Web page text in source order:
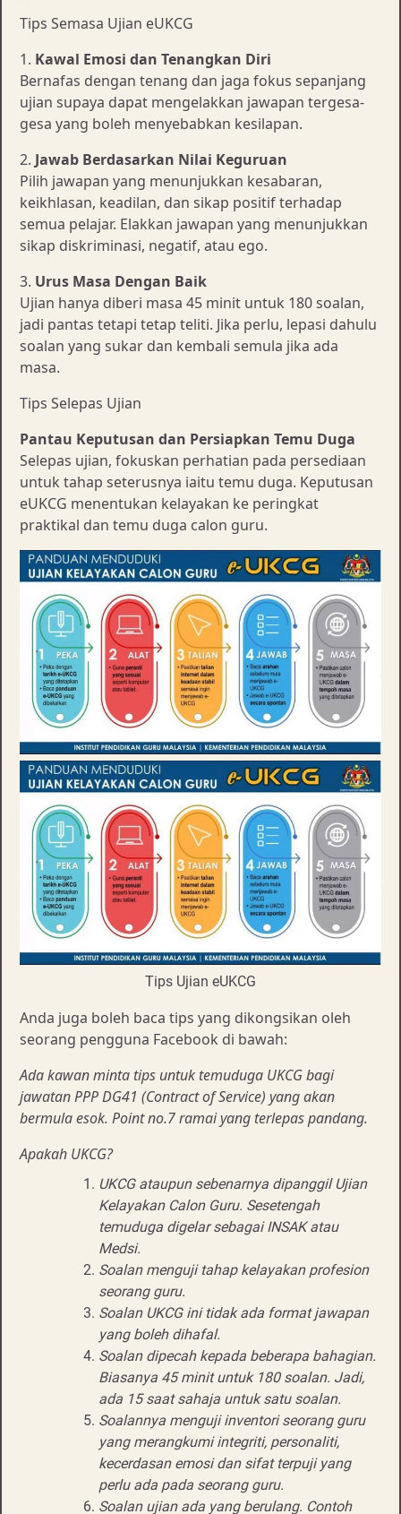
Tips Semasa Ujian eUKCG
1. Kawal Emosi dan Tenangkan Diri
Bernafas dengan tenang dan jaga fokus sepanjang
ujian supaya dapat mengelakkan jawapan tergesa-
gesa yang boleh menyebabkan kesilapan.
2. Jawab Berdasarkan Nilai Keguruan
Pilih jawapan yang menunjukkan kesabaran,
keikhlasan, keadilan, dan sikap positif terhadap
semua pelajar. Elakkan jawapan yang menunjukkan
sikap diskriminasi, negatif, atau ego.
3. Urus Masa Dengan Baik
Ujian hanya diberi masa 45 minit untuk 180 soalan,
jadi pantas tetapi tetap teliti. Jika perlu, lepasi dahulu
soalan yang sukar dan kembali semula jika ada
masa.
Tips Selepas Ujian
Pantau Keputusan dan Persiapkan Temu Duga
Selepas ujian, fokuskan perhatian pada persediaan
untuk tahap seterusnya iaitu temu duga. Keputusan
eUKCG menentukan kelayakan ke peringkat
praktikal dan temu duga calon guru.
Tips Ujian eUKCG
Anda juga boleh baca tips yang dikongsikan oleh
seorang pengguna Facebook di bawah:
Ada kawan minta tips untuk temuduga UKCG bagi
jawatan PPP DG41 (Contract of Service) yang akan
bermula esok. Point no.7 ramai yang terlepas pandang.
Apakah UKCG?
UKCG ataupun sebenarnya dipanggil Ujian
Kelayakan Calon Guru. Sesetengah
temuduga digelar sebagai INSAK atau
Medsi.
Soalan menguji tahap kelayakan profesion
seorang guru.
Soalan UKCG ini tidak ada format jawapan
yang boleh dihafal.
Soalan dipecah kepada beberapa bahagian.
Biasanya 45 minit untuk 180 soalan. Jadi,
ada 15 saat sahaja untuk satu soalan.
Soalannya menguji inventori seorang guru
yang merangkumi integriti, personaliti,
kecerdasan emosi dan sifat terpuji yang
perlu ada pada seorang guru.
Soalan ujian ada yang berulang. Contoh